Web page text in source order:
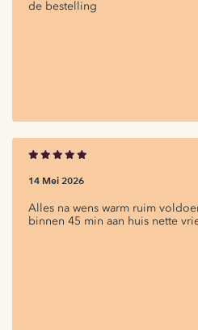
de bestelling
14 Mei 2026
Alles na wens warm ruim
binnen 45 min aan huis nette